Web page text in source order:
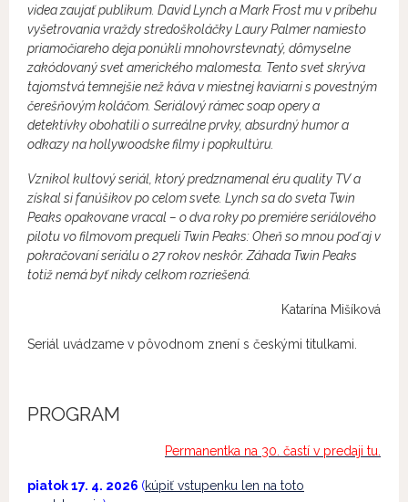
videa zaujať publikum. David Lynch a Mark Frost mu v príbehu
vyšetrovania vraždy stredoškoláčky Laury Palmer namiesto
priamočiareho deja ponúkli mnohovrstevnatý, dômyselne
zakódovaný svet amerického malomesta. Tento svet skrýva
tajomstvá temnejšie než káva v miestnej kaviarni s povestným
čerešňovým koláčom. Seriálový rámec soap opery a
detektívky obohatili o surreálne prvky, absurdný humor a
odkazy na hollywoodske filmy i popkultúru.
Vznikol kultový seriál, ktorý predznamenal éru quality TV a
získal si fanúšikov po celom svete. Lynch sa do sveta Twin
Peaks opakovane vracal – o dva roky po premiére seriálového
pilotu vo filmovom prequeli Twin Peaks: Oheň so mnou poď aj v
pokračovaní seriálu o 27 rokov neskôr. Záhada Twin Peaks
totiž nemá byť nikdy celkom rozriešená.
Katarína Mišíková
Seriál uvádzame v pôvodnom znení s českými titulkami.
PROGRAM
Permanentka na 30. častí v predaji tu
piatok 17. 4. 2026 (kúpiť vstupenku len na toto